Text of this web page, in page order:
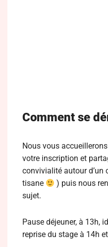
Comment se
Nous vous
votre inscription et
convivialité autour d’un
tisane
) puis nous
sujet.
Pause déjeuner, à 13h,
reprise du stage à 14h